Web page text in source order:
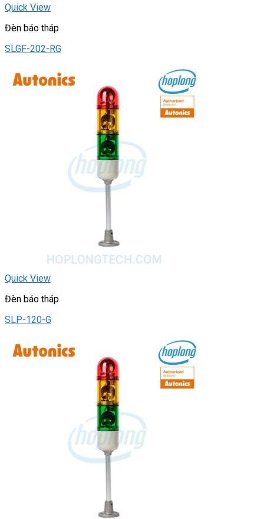
Quick View
Đèn báo tháp
SLGF-202-RG
Quick View
Đèn báo tháp
SLP-120-G